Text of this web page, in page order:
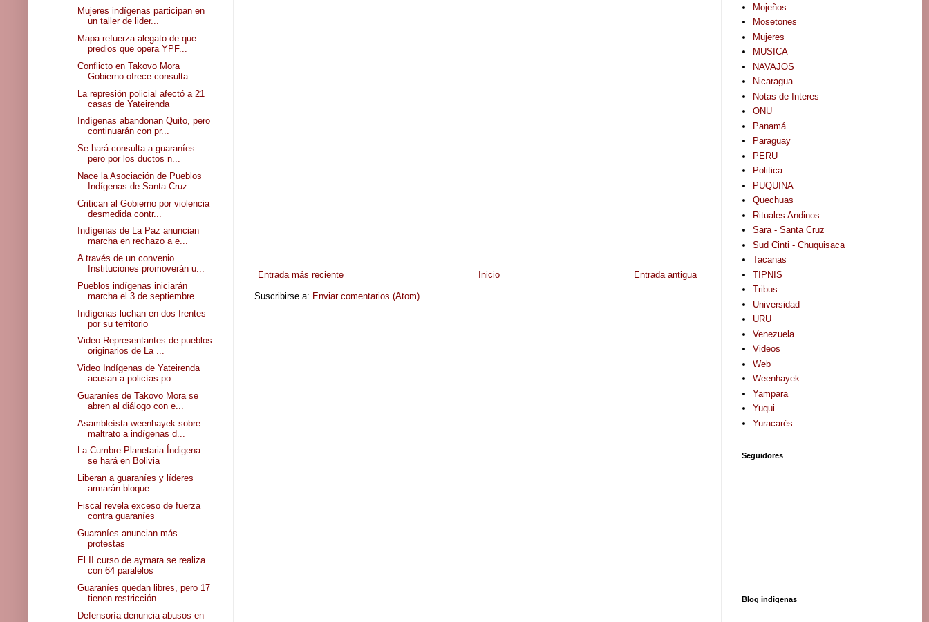
Entrada más reciente Entrada antigua
Inicio
Suscribirse a: Enviar comentarios (Atom)
Mujeres indígenas participan en
un taller de lider...
Mapa refuerza alegato de que
predios que opera YPF...
Conflicto en Takovo Mora
Gobierno ofrece consulta ...
La represión policial afectó a 21
casas de Yateirenda
Indígenas abandonan Quito, pero
continuarán con pr...
Se hará consulta a guaraníes
pero por los ductos n...
Nace la Asociación de Pueblos
Indígenas de Santa Cruz
Critican al Gobierno por violencia
desmedida contr...
Indígenas de La Paz anuncian
marcha en rechazo a e...
A través de un convenio
Instituciones promoverán u...
Pueblos indígenas iniciarán
marcha el 3 de septiembre
Indígenas luchan en dos frentes
por su territorio
Video Representantes de pueblos
originarios de La ...
Video Indígenas de Yateirenda
acusan a policías po...
Guaraníes de Takovo Mora se
abren al diálogo con e...
Asambleísta weenhayek sobre
maltrato a indígenas d...
La Cumbre Planetaria Índigena
se hará en Bolivia
Liberan a guaraníes y líderes
armarán bloque
Fiscal revela exceso de fuerza
contra guaraníes
Guaraníes anuncian más
protestas
El II curso de aymara se realiza
con 64 paralelos
Guaraníes quedan libres, pero 17
tienen restricción
Defensoría denuncia abusos en
Mojeños
Mosetones
Mujeres
MUSICA
NAVAJOS
Nicaragua
Notas de Interes
ONU
Panamá
Paraguay
PERU
Politica
PUQUINA
Quechuas
Rituales Andinos
Sara - Santa Cruz
Sud Cinti - Chuquisaca
Tacanas
TIPNIS
Tribus
Universidad
URU
Venezuela
Videos
Web
Weenhayek
Yampara
Yuqui
Yuracarés
Seguidores
Blog indigenas